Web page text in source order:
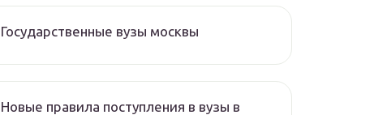
Государственные вузы москвы
Новые правила поступления в вузы в